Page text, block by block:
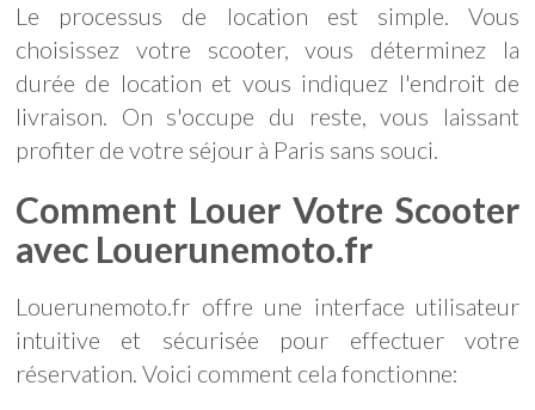
Le processus de location est simple. Vous
choisissez votre scooter, vous déterminez la
durée de location et vous indiquez l'endroit de
livraison. On s'occupe du reste, vous laissant
profiter de votre séjour à Paris sans souci.
Comment Louer Votre Scooter
avec Louerunemoto.fr
Louerunemoto.fr offre une interface utilisateur
intuitive et sécurisée pour effectuer votre
réservation. Voici comment cela fonctionne: